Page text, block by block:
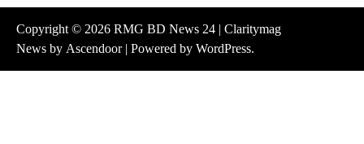
Copyright © 2026 RMG BD News 24 | Claritymag
News by Ascendoor| Powered by WordPress.